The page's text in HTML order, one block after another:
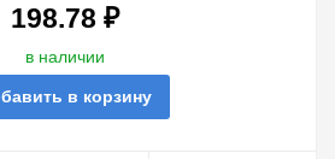
198.78 ₽
в наличии
в корзину